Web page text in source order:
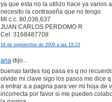
ya que esta no la utilizo hace ya varios
necesito la contraseña que no tengo
Mi c.c. 80,036,637
JUAN CARLOS PERDOMO R
Cel: 3168487708
16 de septiembre de 2009 a las 19:23
ana dijo...
buenas tardes loq pasa es q no
olvide mi clave sigo los pasos me dice
a entrar a a pagina para ver mi hoja de
incorrecta por favor si me pueden